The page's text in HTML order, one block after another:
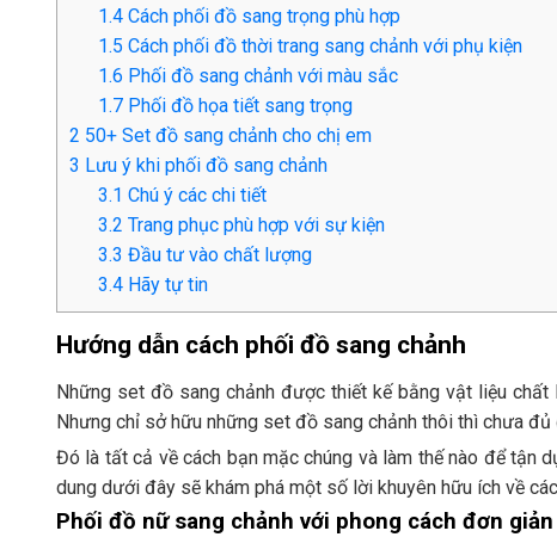
1.4 Cách phối đồ sang trọng phù hợp
1.5 Cách phối đồ thời trang sang chảnh với phụ kiện
1.6 Phối đồ sang chảnh với màu sắc
1.7 Phối đồ họa tiết sang trọng
2 50+ Set đồ sang chảnh cho chị em
3 Lưu ý khi phối đồ sang chảnh
3.1 Chú ý các chi tiết
3.2 Trang phục phù hợp với sự kiện
3.3 Đầu tư vào chất lượng
3.4 Hãy tự tin
Hướng dẫn cách phối đồ sang chảnh
Những set đồ sang chảnh được thiết kế bằng vật liệu
Nhưng chỉ sở hữu những set đồ sang chảnh thôi thì chưa đủ
Đó là tất cả về cách bạn mặc chúng và làm thế nào để tận
dung dưới đây sẽ khám phá một số lời khuyên hữu ích về
Phối đồ nữ sang chảnh với phong cách đơn giản